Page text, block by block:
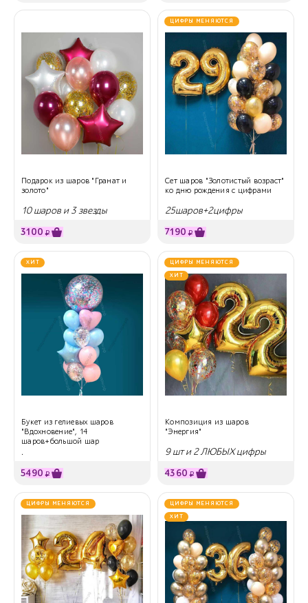
Подарок из шаров "Гранат и
золото"
10 шаров и 3 звезды
3100 ₽
ЦИФРЫ МЕНЯЮТСЯ
Сет шаров "Золотистый возраст"
ко дню рождения с цифрами
25шаров+2цифры
7190 ₽
ХИТ
Букет из гелиевых шаров
"Вдохновение", 14
шаров+большой шар
.
5490 ₽
ЦИФРЫ МЕНЯЮТСЯ
ХИТ
Композиция из шаров
"Энергия"
9 шт и 2 ЛЮБЫХ цифры
4360 ₽
ЦИФРЫ МЕНЯЮТСЯ ЦИФРЫ МЕНЯЮТСЯ
ХИТ